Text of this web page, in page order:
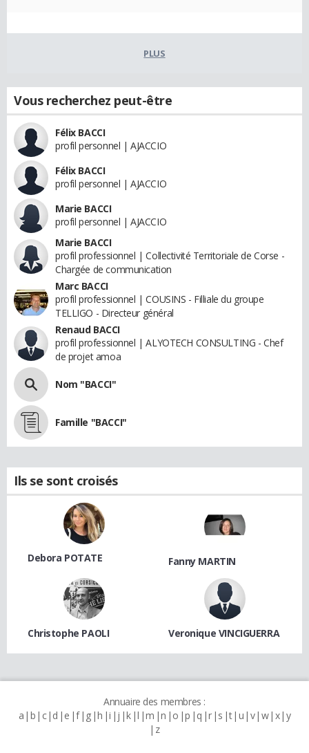
PLUS
Vous recherchez peut-être
Félix BACCI
profil personnel | AJACCIO
Félix BACCI
profil personnel | AJACCIO
Marie BACCI
profil personnel | AJACCIO
Marie BACCI
profil professionnel | Collectivité Territoriale de Corse -
Chargée de communication
Marc BACCI
profil professionnel | COUSINS - Filliale du groupe
TELLIGO - Directeur général
Renaud BACCI
profil professionnel | ALYOTECH CONSULTING - Chef
de projet amoa
Nom "BACCI"
Famille "BACCI"
Ils se sont croisés
Debora POTATE Fanny MARTIN
Christophe PAOLI Veronique VINCIGUERRA
Annuaire des membres :
a b c d e f g h i j k l m n o p q r s t u v w x y
z